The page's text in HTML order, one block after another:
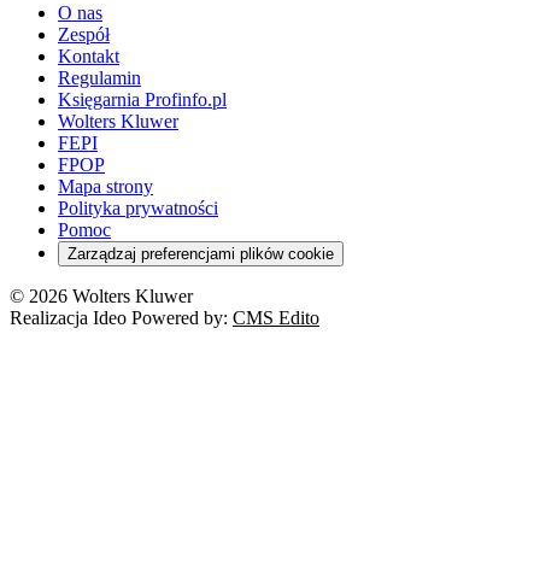
O nas
Zespół
Kontakt
Regulamin
Księgarnia Profinfo.pl
Wolters Kluwer
FEPI
FPOP
Mapa strony
Polityka prywatności
Pomoc
Zarządzaj preferencjami plików cookie
© 2026 Wolters Kluwer
Realizacja Ideo Powered by: CMS Edito